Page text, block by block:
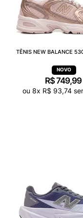
TÊNIS NEW BALANCE
R$749,99
ou8x R$ 93,74